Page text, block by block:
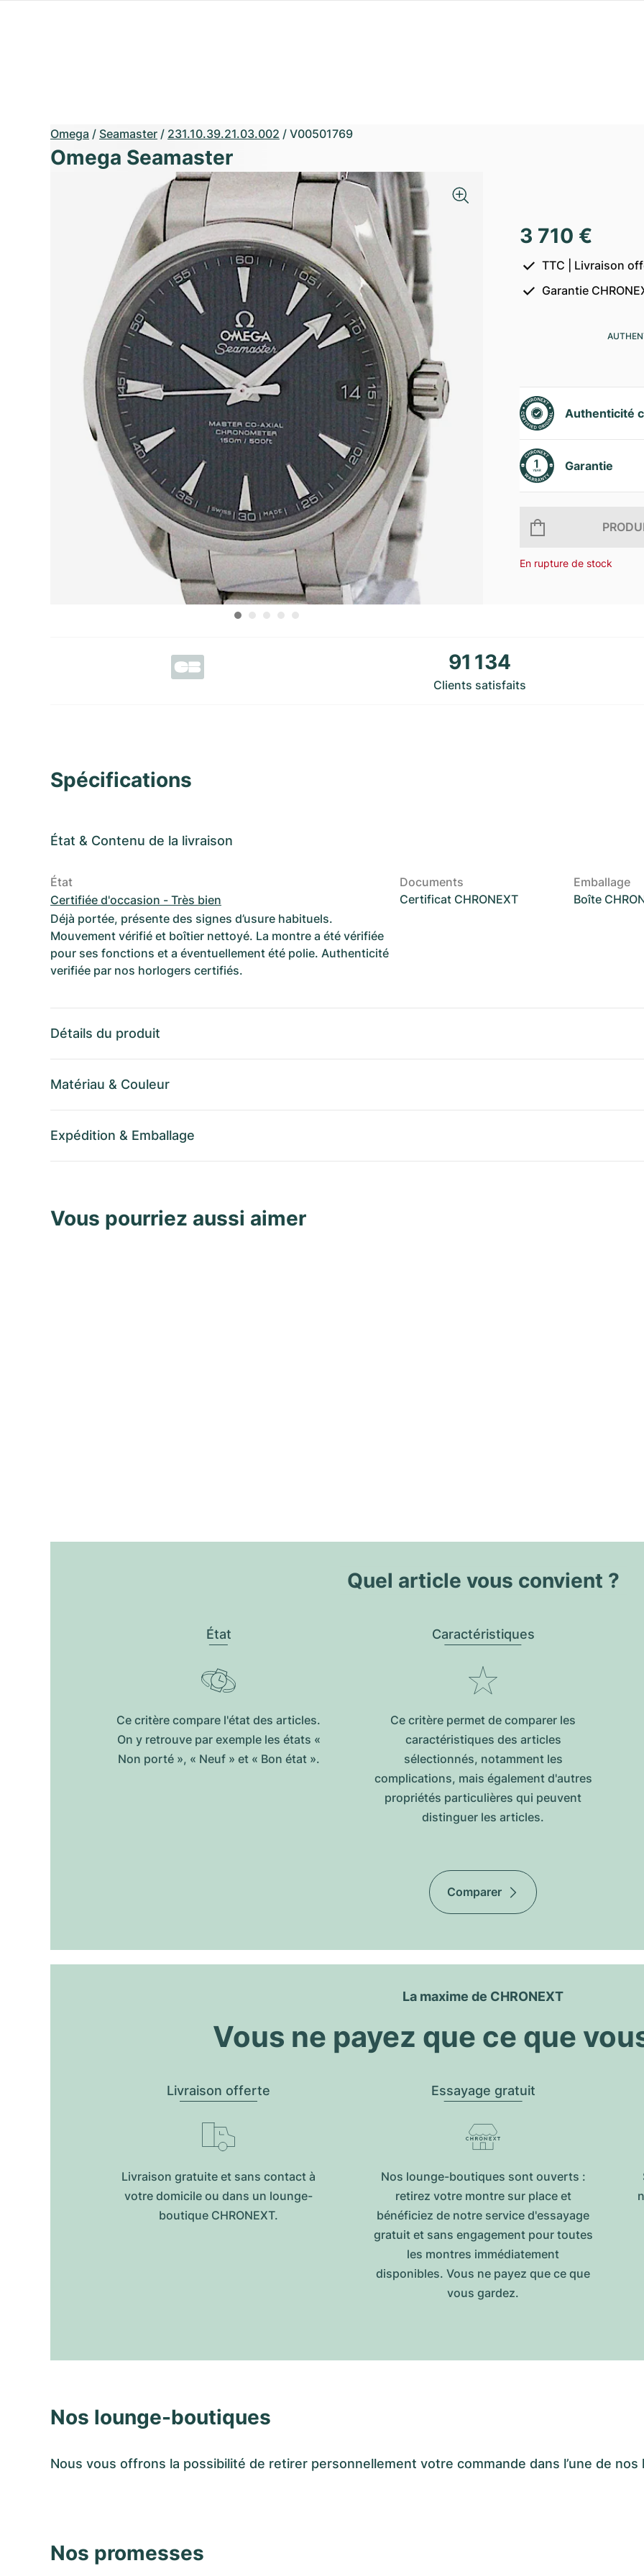
Omega / Seamaster / 231.10.39.21.03.002 / V00501769
Omega Seamaster
3 710 €
TTC | Livraison
Garantie
Authenticité
Garantie
En rupture de stock
91 134
Clients satisfaits
Spécifications
État & Contenu de la livraison
État
Certifiée d'occasion - Très bien
Déjà portée, présente des signes d’usure habituels.
Mouvement vérifié et boîtier nettoyé. La montre a été vérifiée
pour ses fonctions et a éventuellement été polie. Authenticité
verifiée par nos horlogers certifiés.
Documents
Certificat CHRONEXT
Emballage
Boîte
Détails du produit
Matériau & Couleur
Expédition & Emballage
Vous pourriez aussi aimer
Quel article vous convient ?
État
Ce critère compare l'état des articles.
On y retrouve par exemple les états «
Non porté », « Neuf » et « Bon état ».
Caractéristiques
Ce critère permet de comparer les
caractéristiques des articles
sélectionnés, notamment les
complications, mais également d'autres
propriétés particulières qui peuvent
distinguer les articles.
Comparer
La maxime de CHRONEXT
Vous ne payez que ce que
Livraison offerte
Livraison gratuite et sans contact à
votre domicile ou dans un lounge-
boutique CHRONEXT.
Essayage gratuit
Nos lounge-boutiques sont ouverts :
retirez votre montre sur place et
bénéficiez de notre service d'essayage
gratuit et sans engagement pour toutes
les montres immédiatement
disponibles. Vous ne payez que ce que
vous gardez.
Nos lounge-boutiques
Nous vous offrons la possibilité de retirer personnellement votre commande dans l’une de nos
Nos promesses